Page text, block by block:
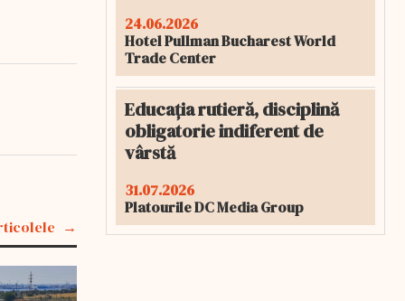
24.06.2026
Hotel Pullman Bucharest World
Trade Center
Educația rutieră, disciplină
obligatorie indiferent de
vârstă
31.07.2026
Platourile DC Media Group